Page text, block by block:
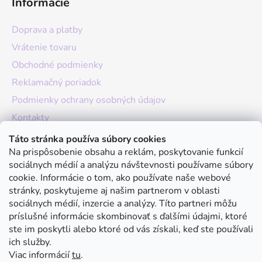
Táto stránka používa súbory cookies
Na prispôsobenie obsahu a reklám, poskytovanie funkcií
sociálnych médií a analýzu návštevnosti používame súbory
cookie. Informácie o tom, ako používate naše webové
stránky, poskytujeme aj našim partnerom v oblasti
sociálnych médií, inzercie a analýzy. Títo partneri môžu
príslušné informácie skombinovať s ďalšími údajmi, ktoré
ste im poskytli alebo ktoré od vás získali, keď ste používali
ich služby.
Viac informáciítu.
Doprava a platby
Vrátenie tovaru
Obchodné podmienky
Reklamačný poriadok
Podmienky ochrany osobných údajov
Kontakty
O nás
Hodnotenie obchodu
Moja objednávka
Instagram